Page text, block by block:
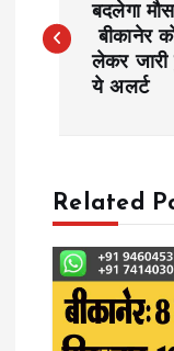
o
n
a
v
बदलेगा
बीकानेर
लेकर
ये अलर्ट
Related